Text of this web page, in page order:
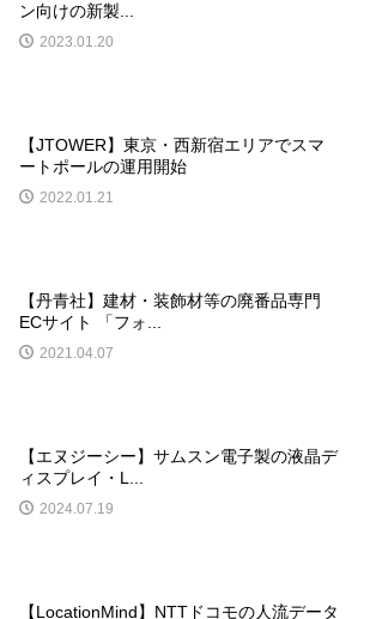
ン向けの新製...
2023.01.20
【JTOWER】東京・西新宿エリアでスマ
ートポールの運用開始
2022.01.21
【丹青社】建材・装飾材等の廃番品専門
ECサイト 「フォ...
2021.04.07
【エヌジーシー】サムスン電子製の液晶デ
ィスプレイ・L...
2024.07.19
【LocationMind】NTTドコモの人流データ